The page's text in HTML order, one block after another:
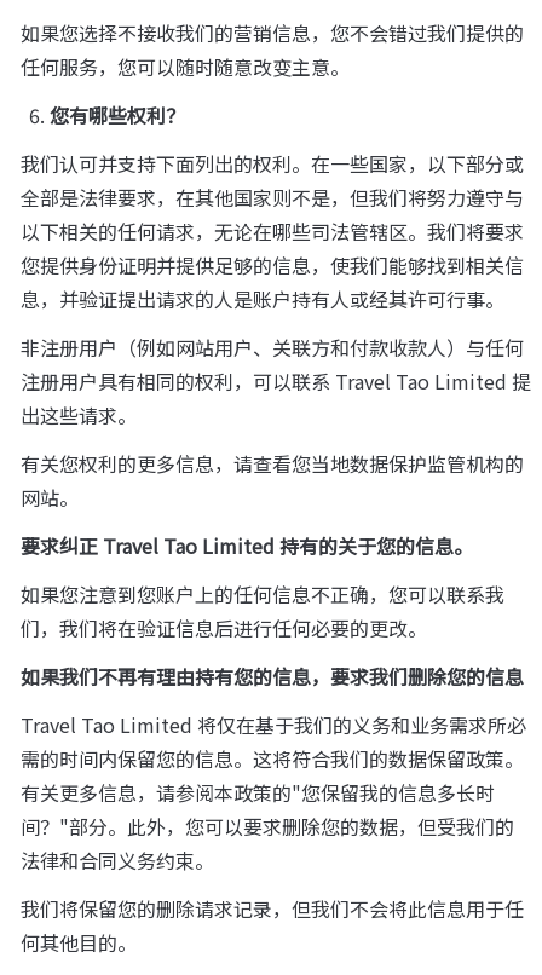
如果您选择不接收我们的营销信息，您不会错过我们提供的
任何服务，您可以随时随意改变主意。
您有哪些权利？
我们认可并支持下面列出的权利。在一些国家，以下部分或
全部是法律要求，在其他国家则不是，但我们将努力遵守与
以下相关的任何请求，无论在哪些司法管辖区。我们将要求
您提供身份证明并提供足够的信息，使我们能够找到相关信
息，并验证提出请求的人是账户持有人或经其许可行事。
非注册用户（例如网站用户、关联方和付款收款人）与任何
注册用户具有相同的权利，可以联系 Travel Tao Limited 提
出这些请求。
有关您权利的更多信息，请查看您当地数据保护监管机构的
网站。
要求纠正 Travel Tao Limited 持有的关于您的信息。
如果您注意到您账户上的任何信息不正确，您可以联系我
们，我们将在验证信息后进行任何必要的更改。
如果我们不再有理由持有您的信息，要求我们删除您的信息
Travel Tao Limited 将仅在基于我们的义务和业务需求所必
需的时间内保留您的信息。这将符合我们的数据保留政策。
有关更多信息，请参阅本政策的"您保留我的信息多长时
间？"部分。此外，您可以要求删除您的数据，但受我们的
法律和合同义务约束。
我们将保留您的删除请求记录，但我们不会将此信息用于任
何其他目的。